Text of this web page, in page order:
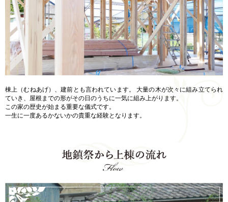
棟上（むねあげ）、建前とも言われています。 大量の木が次々に組み立てられ
ていき、屋根までの形がその日のうちに一気に組み上がります。
この家の歴史が始まる重要な儀式です。
一生に一度あるかないかの貴重な経験となります。